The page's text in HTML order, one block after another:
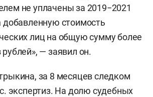
не уплачены за 2019−2021
добавленную стоимость
лиц на общую сумму более
— заявил он.
за 8 месяцев следком
экспертиз. На долю судебных